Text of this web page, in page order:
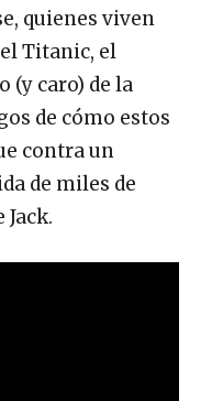
quienes viven
Titanic, el
(y caro) de la
de cómo estos
contra un
de miles de